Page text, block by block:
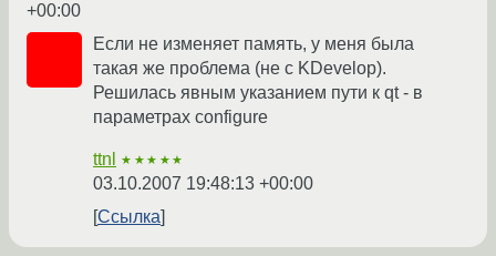
+00:00
Если не изменяет память, у меня была
такая же проблема (не с KDevelop).
Решилась явным указанием пути к qt - в
параметрах configure
ttnl ★★★★★
03.10.2007 19:48:13 +00:00
Ссылка